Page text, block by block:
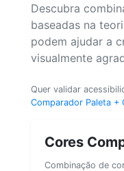
Descubra
baseadas na
podem ajudar a
visualmente
Quer validar
Comparador Paleta +
Cores
Combinação de